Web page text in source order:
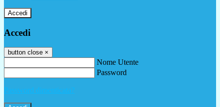
Accedi
Accedi
button close ×
Nome Utente
Password
Password dimenticata?